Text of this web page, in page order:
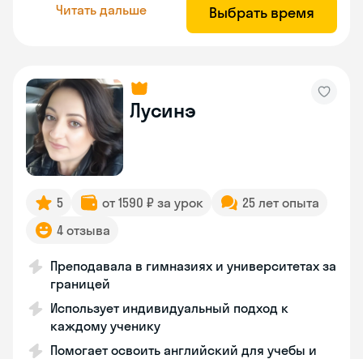
Читать дальше Выбрать время
Лусинэ
5 от 1590 ₽ за урок
25 лет опыта
4 отзыва
Преподавала в гимназиях и университетах за
границей
Использует индивидуальный подход к
каждому ученику
Помогает освоить английский для учебы и